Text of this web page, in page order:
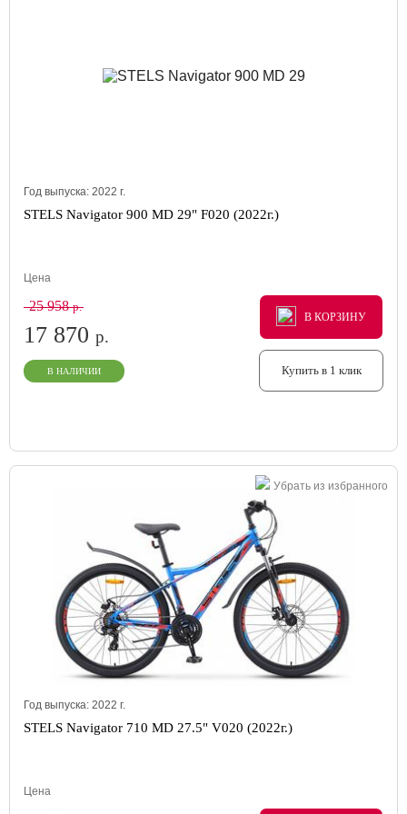
Год выпуска: 2022 г.
STELS Navigator 900 MD 29" F020 (2022г.)
Цена
25 958р.
17 870 р.
В НАЛИЧИИ
В КОРЗИНУ
В КОРЗИНУ
В КОРЗИНУ
Купить в 1 клик
Убрать из избранного
Год выпуска: 2022 г.
STELS Navigator 710 MD 27.5" V020 (2022г.)
Цена